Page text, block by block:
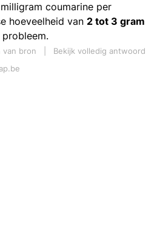
coumarine per
hoeveelheid van 2 tot 3 gram
bron
Bekijk volledig antwoord